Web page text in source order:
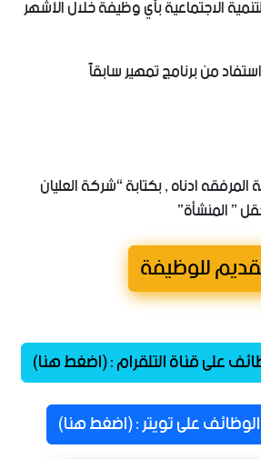
الاجتماعية بأي وظيفة خلال الأشهر
من برنامج تمهير سابقاً
ادناه , بكتابة “شركة العليان
” المنشأة”
للوظيفة
على قناة التلقرام : (اضغط هنا)
على تويتر : (اضغط هنا)